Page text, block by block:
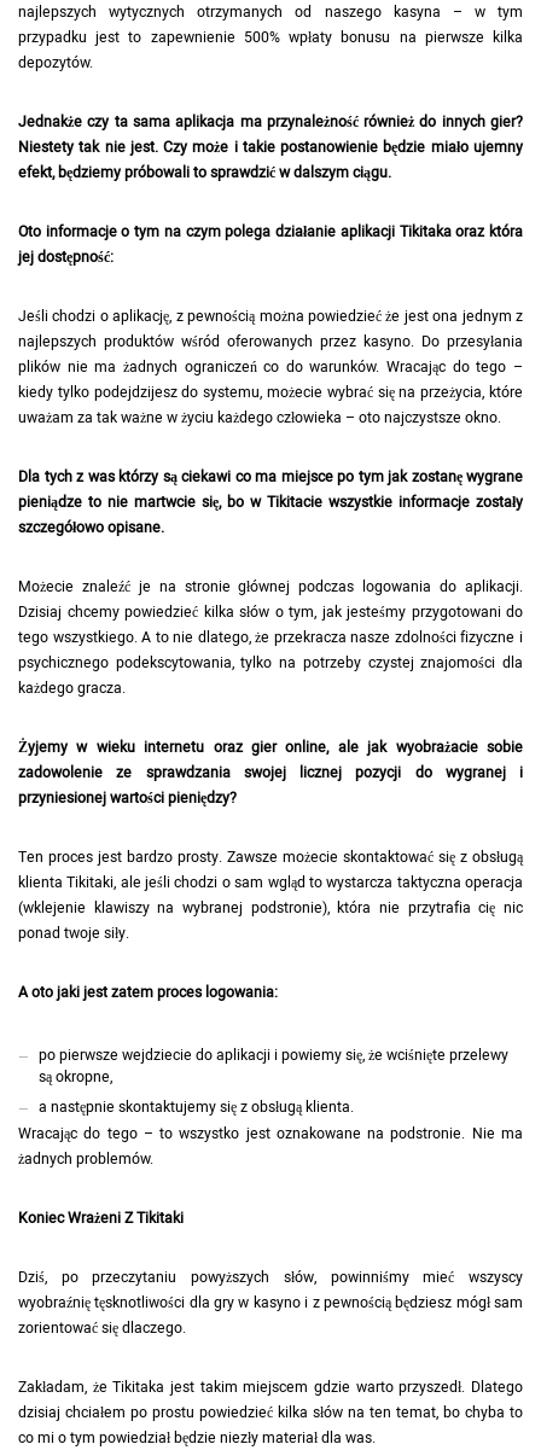
najlepszych wytycznych otrzymanych od naszego kasyna – w tym
przypadku jest to zapewnienie 500% wpłaty bonusu na pierwsze kilka
depozytów.
Jednakże czy ta sama aplikacja ma przynależność również do innych gier?
Niestety tak nie jest. Czy może i takie postanowienie będzie miało ujemny
efekt, będziemy próbowali to sprawdzić w dalszym ciągu.
Oto informacje o tym na czym polega działanie aplikacji Tikitaka oraz która
jej dostępność:
Jeśli chodzi o aplikację, z pewnością można powiedzieć że jest ona jednym z
najlepszych produktów wśród oferowanych przez kasyno. Do przesyłania
plików nie ma żadnych ograniczeń co do warunków. Wracając do tego –
kiedy tylko podejdzijesz do systemu, możecie wybrać się na przeżycia, które
uważam za tak ważne w życiu każdego człowieka – oto najczystsze okno.
Dla tych z was którzy są ciekawi co ma miejsce po tym jak zostanę wygrane
pieniądze to nie martwcie się, bo w Tikitacie wszystkie informacje zostały
szczegółowo opisane.
Możecie znaleźć je na stronie głównej podczas logowania do aplikacji.
Dzisiaj chcemy powiedzieć kilka słów o tym, jak jesteśmy przygotowani do
tego wszystkiego. A to nie dlatego, że przekracza nasze zdolności fizyczne i
psychicznego podekscytowania, tylko na potrzeby czystej znajomości dla
każdego gracza.
Żyjemy w wieku internetu oraz gier online, ale jak wyobrażacie sobie
zadowolenie ze sprawdzania swojej licznej pozycji do wygranej i
przyniesionej wartości pieniędzy?
Ten proces jest bardzo prosty. Zawsze możecie skontaktować się z obsługą
klienta Tikitaki, ale jeśli chodzi o sam wgląd to wystarcza taktyczna operacja
(wklejenie klawiszy na wybranej podstronie), która nie przytrafia cię nic
ponad twoje siły.
A oto jaki jest zatem proces logowania:
po pierwsze wejdziecie do aplikacji i powiemy się, że wciśnięte przelewy
są okropne,
a następnie skontaktujemy się z obsługą klienta.
Wracając do tego – to wszystko jest oznakowane na podstronie. Nie ma
żadnych problemów.
Koniec Wrażeni Z Tikitaki
Dziś, po przeczytaniu powyższych słów, powinniśmy mieć wszyscy
wyobraźnię tęsknotliwości dla gry w kasyno i z pewnością będziesz mógł sam
zorientować się dlaczego.
Zakładam, że Tikitaka jest takim miejscem gdzie warto przyszedł. Dlatego
dzisiaj chciałem po prostu powiedzieć kilka słów na ten temat, bo chyba to
co mi o tym powiedział będzie niezły materiał dla was.